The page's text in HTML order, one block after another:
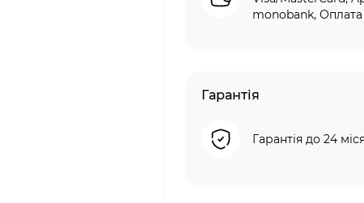
monobank,
Гарантія
Гарантія до 24